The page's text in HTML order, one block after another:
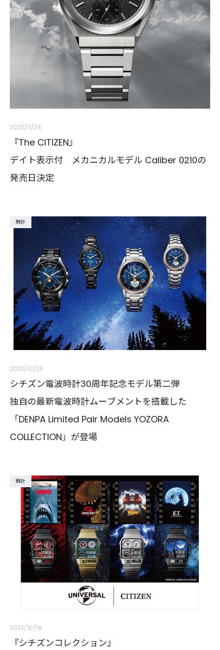
2023/11/24
『The CITIZEN』
デイト表示付 メカニカルモデル Caliber 0210の
発売日決定
時計
2023/10/26
シチズン電波時計30周年記念モデル第二弾
独自の最新電波時計ムーブメントを搭載した
「DENPA Limited Pair Models YOZORA
COLLECTION」が登場
時計
2023/10/19
『シチズンコレクション』